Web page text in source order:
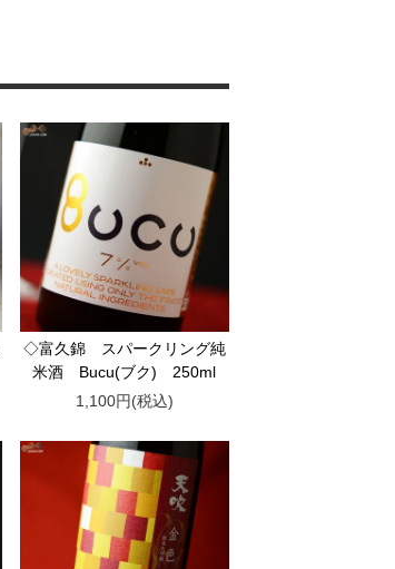
◇富久錦 スパークリング純
米酒 Bucu(ブク) 250ml
1,100円(税込)